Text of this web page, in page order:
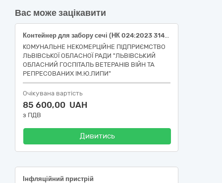
Вас може зацікавити
Контейнер для забору сечі (НК 024:2023 31400 - Контейнер для збирання проб сечі стерильний IVD (діагностика in vitro); НК 031:2024 W05010203 - Збір сечі, контейнери)
КОМУНАЛЬНЕ НЕКОМЕРЦІЙНЕ ПІДПРИЄМСТВО
ЛЬВІВСЬКОЇ ОБЛАСНОЇ РАДИ "ЛЬВІВСЬКИЙ
ОБЛАСНИЙ ГОСПІТАЛЬ ВЕТЕРАНІВ ВІЙН ТА
РЕПРЕСОВАНИХ ІМ.Ю.ЛИПИ"
Очікувана вартість
85 600,00 UAH
з ПДВ
Дивитись
Інфляційний пристрій